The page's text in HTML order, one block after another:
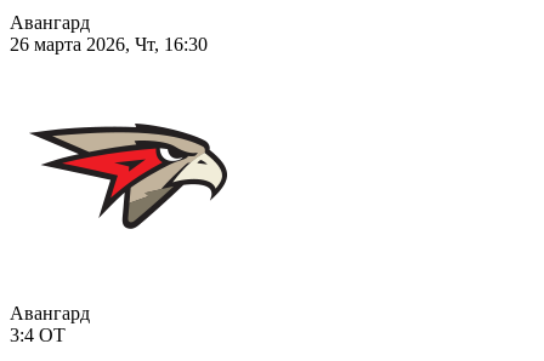
Авангард
26 марта 2026, Чт, 16:30
Авангард
3:4 ОТ